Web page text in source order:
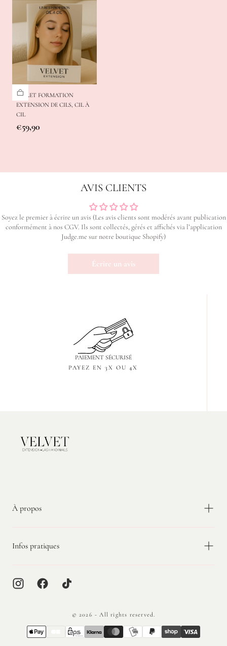
LIVRET FORMATION
EXTENSION DE CILS, CIL À
CIL
Prix
€59,90
AVIS CLIENTS
Soyez le premier à écrire un avis (Les avis clients sont modérés avant publication
conformément à nos CGV. Ils sont collectés, gérés et affichés via l’application
Judge.me sur notre boutique Shopify)
Écrire un avis
PAIEMENT SÉCURISÉ
PAYEZ EN 3X OU 4X
À propos
Infos pratiques
© 2026 - All rights reserved.
{"title"=>"Méthodes